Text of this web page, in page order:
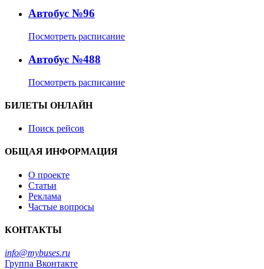
Автобус №96
Посмотреть расписание
Автобус №488
Посмотреть расписание
БИЛЕТЫ ОНЛАЙН
Поиск рейсов
ОБЩАЯ ИНФОРМАЦИЯ
О проекте
Статьи
Реклама
Частые вопросы
КОНТАКТЫ
info@mybuses.ru
Группа Вконтакте